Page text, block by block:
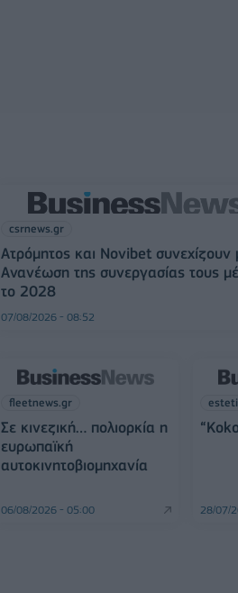
csrnews.gr
Ατρόμητος και Novibet συνεχίζουν
Ανανέωση της συνεργασίας τους
το 2028
07/08/2026 - 08:52
fleetnews.gr
Σε κινεζική… πολιορκία η
ευρωπαϊκή
αυτοκινητοβιομηχανία
06/08/2026 - 05:00 28/07/